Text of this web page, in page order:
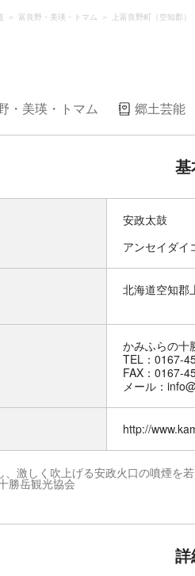
富良野・美瑛・トマム 上富良野町（空知郡）
・美瑛・トマム 郷土芸能
基
安政太鼓
アンセイダイ
北海道空知郡
かみふらの十
TEL：0167-
FAX：0167-
メール：
http://
激しく吹上げる安政火口の噴煙を
勝岳観光協会
詳